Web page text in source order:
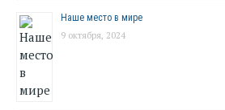
Наше место в мире
9 октября, 2024